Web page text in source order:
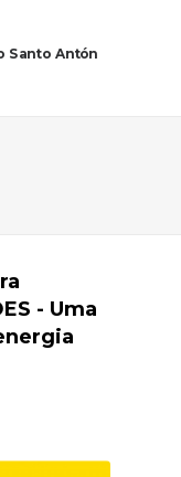
Santo Antón
- Uma